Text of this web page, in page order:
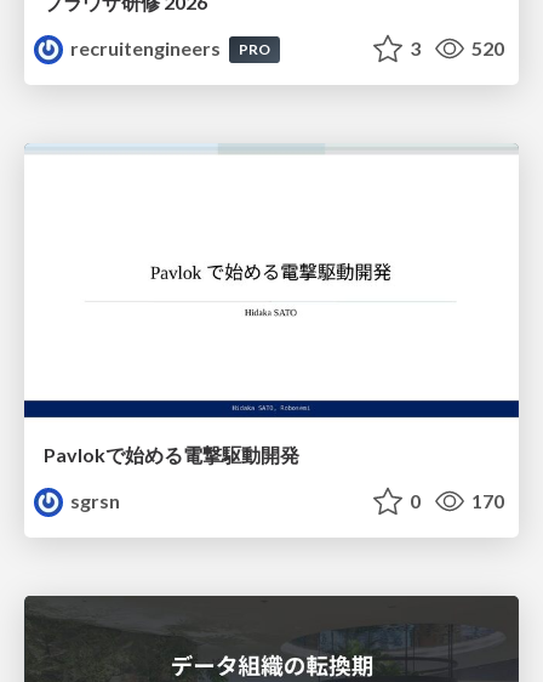
recruitengineers
PRO 3 520
Pavlokで始める電撃駆動開発
sgrsn
0 170